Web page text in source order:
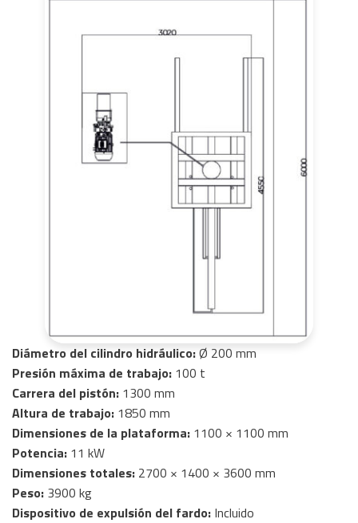
Diámetro del cilindro hidráulico:Ø 200 mm
Presión máxima de trabajo: 100 t
Carrera del pistón: 1300 mm
Altura de trabajo: 1850 mm
Dimensiones de la plataforma: 1100 × 1100 mm
Potencia: 11 kW
Dimensiones totales: 2700 × 1400 × 3600 mm
Peso: 3900 kg
Dispositivo de expulsión del fardo: Incluido